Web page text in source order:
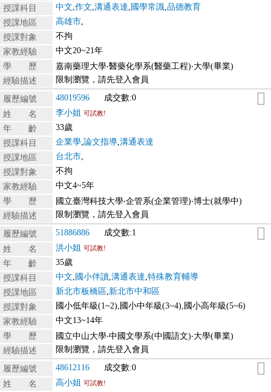
授課科目
中文,作文,溝通表達, 國學常識,品德教育
授課地區
高雄市,
授課對象
不拘
家教經驗
中文20~21年
學 歷
嘉南藥理大學‧醫藥化學系(醫藥工程)‧大學(畢業)
經驗描述
限制瀏覽，請先登入會員
履歷編號 48019596
成交數:0
姓 名
李小姐 可試教!
年 齡
33歲
授課科目
企業學,論文指導,溝通表達
授課地區
台北市,
授課對象
不拘
家教經驗
中文4~5年
學 歷
國立臺灣科技大學‧企管系(企業管理)‧博士(就學中)
經驗描述
限制瀏覽，請先登入會員
履歷編號 51886886
成交數:1
姓 名
洪小姐 可試教!
年 齡
35歲
授課科目
中文, 國小伴讀,溝通表達,特殊教育輔導
授課地區
新北市板橋區,新北市中和區
授課對象
國小低年級(1~2),國小中年級(3~4),國小高年級(5~6)
家教經驗
中文13~14年
學 歷
國立中山大學‧中國文學系(中國語文)‧大學(畢業)
經驗描述
限制瀏覽，請先登入會員
履歷編號 48612116
成交數:0
姓 名
高小姐 可試教!